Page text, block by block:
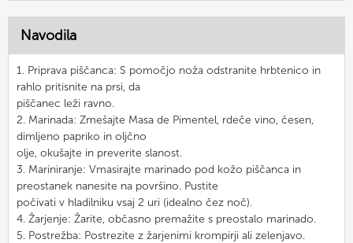
Navodila
1. Priprava piščanca: S pomočjo noža odstranite hrbtenico in
rahlo pritisnite na prsi, da
piščanec leži ravno.
2. Marinada: Zmešajte Masa de Pimentel, rdeče vino, česen,
dimljeno papriko in oljčno
olje, okušajte in preverite slanost.
3. Mariniranje: Vmasirajte marinado pod kožo piščanca in
preostanek nanesite na površino. Pustite
počivati v hladilniku vsaj 2 uri (idealno čez noč).
4. Žarjenje: Žarite, občasno premažite s preostalo marinado.
5. Postrežba: Postrezite z žarjenimi krompirji ali zelenjavo.